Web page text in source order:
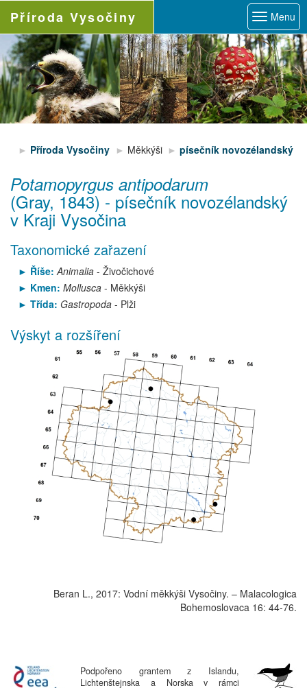
Příroda Vysočiny Menu
Příroda Vysočiny Měkkýši písečník novozélandský
Potamopyrgus antipodarum
(Gray, 1843) - písečník novozélandský
v Kraji Vysočina
Taxonomické zařazení
Říše: Animalia- Živočichové
Kmen: Mollusca- Měkkýši
Třída: Gastropoda- Plži
Výskyt a rozšíření
Beran L., 2017: Vodní měkkýši Vysočiny. – Malacologica
Bohemoslovaca 16: 44-76.
Podpořeno grantem z Islandu,
Lichtenštejnska a Norska v rámci